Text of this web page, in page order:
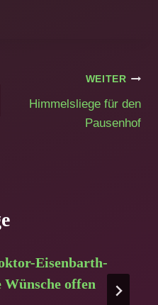
WEITER
Himmelsliege für den
Pausenhof
Eisenbarth-
offen